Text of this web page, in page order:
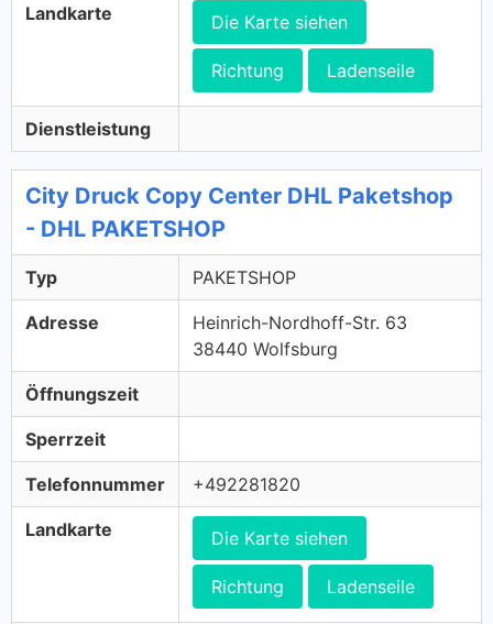
Landkarte Die Karte siehen
Richtung Ladenseile
Dienstleistung
City Druck Copy Center DHL Paketshop
- DHL PAKETSHOP
Typ PAKETSHOP
Adresse
Heinrich-Nordhoff-Str. 63
38440 Wolfsburg
Öffnungszeit
Sperrzeit
Telefonnummer +492281820
Landkarte Die Karte siehen
Richtung Ladenseile